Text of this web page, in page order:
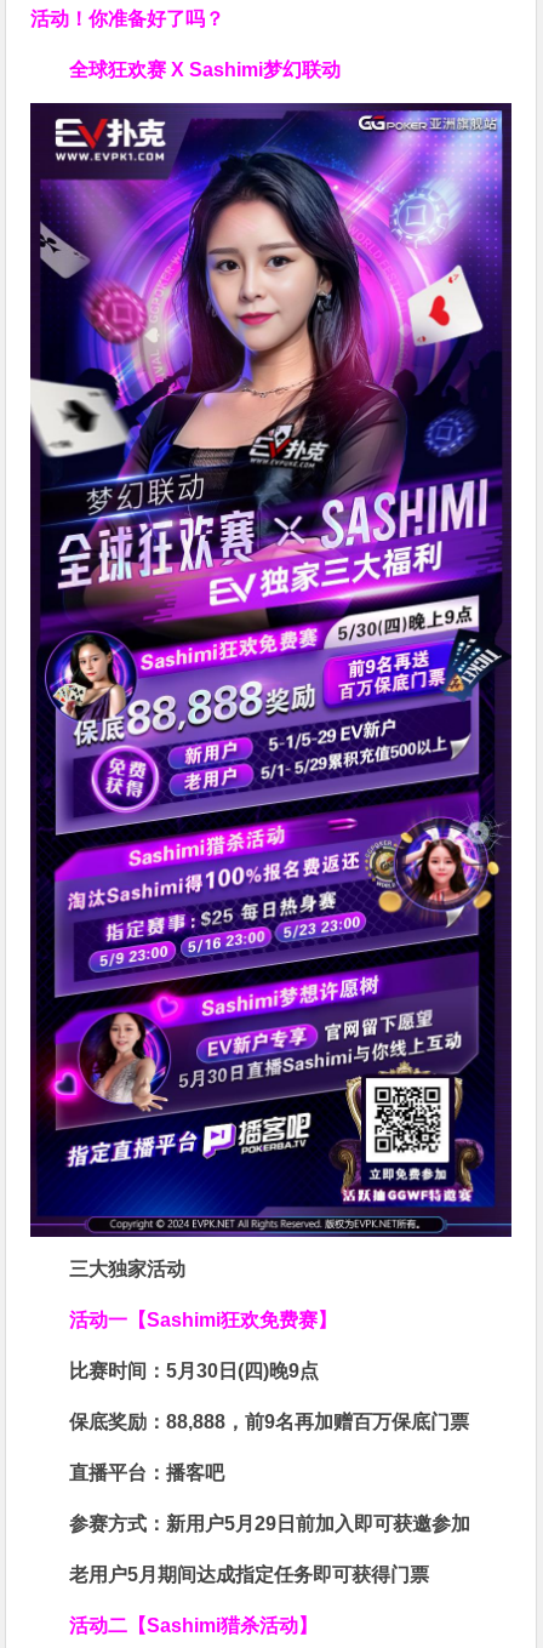
活动！你准备好了吗？
全球狂欢赛 X Sashimi梦幻联动
三大独家活动
活动一【Sashimi狂欢免费赛】
比赛时间：5月30日(四)晚9点
保底奖励：88,888 ，前9名再加赠百万保底门票
直播平台：播客吧
参赛方式： 新用户5月29日前加入即可获邀参加
老用户5月期间达成指定任务即可获得门票
活动二【Sashimi猎杀活动】